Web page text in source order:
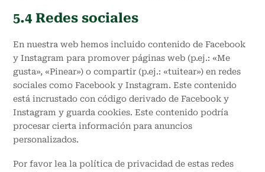
5.4 Redes sociales
En nuestra web hemos incluido contenido de Facebook
y Instagram para promover páginas web (p.ej.: «Me
gusta», «Pinear») o compartir (p.ej.: «tuitear») en redes
sociales como Facebook y Instagram. Este contenido
está incrustado con código derivado de Facebook y
Instagram y guarda cookies. Este contenido podría
procesar cierta información para anuncios
personalizados.
Por favor lea la política de privacidad de estas redes